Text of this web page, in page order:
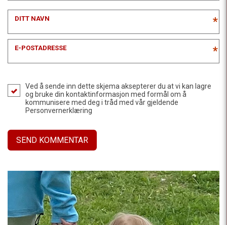
DITT NAVN *
E-POSTADRESSE *
Ved å sende inn dette skjema aksepterer du at vi kan lagre
og bruke din kontaktinformasjon med formål om å
kommunisere med deg i tråd med vår gjeldende
Personvernerklæring